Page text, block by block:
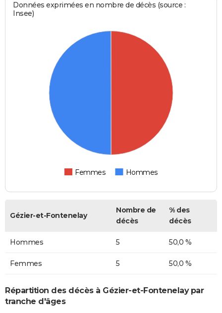
Données exprimées en nombre de décès (source :
Insee)
Femmes Hommes
Gézier-et-Fontenelay
Nombre de
décès
% des
décès
Hommes 5 50,0 %
Femmes 5 50,0 %
Répartition des décès à Gézier-et-Fontenelay par
tranche d'âges